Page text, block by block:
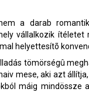
a darab
vállalkozik
helyettesítõ
tömörségû
mese, aki azt
máig mindössze